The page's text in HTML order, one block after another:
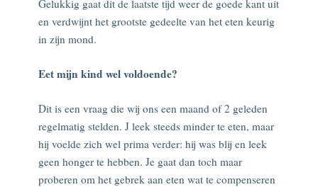
Gelukkig gaat dit de laatste tijd weer de goede kant uit
en verdwijnt het grootste gedeelte van het eten keurig
in zijn mond.
Eet mijn kind wel voldoende?
Dit is een vraag die wij ons een maand of 2 geleden
regelmatig stelden. J leek steeds minder te eten, maar
hij voelde zich wel prima verder: hij was blij en leek
geen honger te hebben. Je gaat dan toch maar
proberen om het gebrek aan eten wat te compenseren